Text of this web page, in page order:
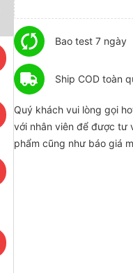
Bao test 7 ngày
Ship COD toàn
Quý khách vui lòng gọi
với nhân viên để được tư
phẩm cũng như báo giá